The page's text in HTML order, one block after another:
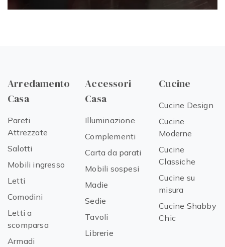
Arredamento
Casa
Pareti
Attrezzate
Salotti
Mobili ingresso
Letti
Comodini
Letti a
scomparsa
Armadi
Accessori
Casa
Illuminazione
Complementi
Carta da parati
Mobili sospesi
Madie
Sedie
Tavoli
Librerie
Cucine
Cucine Design
Cucine
Moderne
Cucine
Classiche
Cucine su
misura
Cucine Shabby
Chic